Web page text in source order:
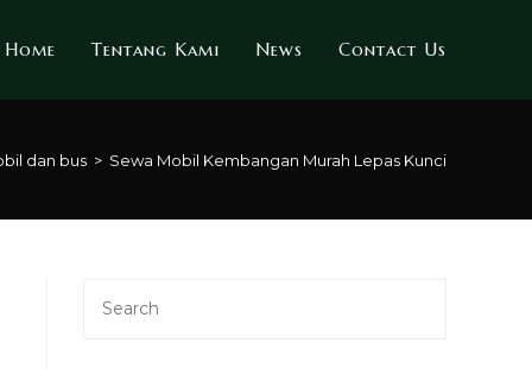
Home Tentang Kami News Contact Us
dan bus > Sewa Mobil Kembangan Murah Lepas Kunci